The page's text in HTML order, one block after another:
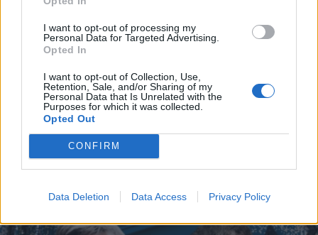
I want to opt-out of processing my
Personal Data for Targeted Advertising.
Opted In
I want to opt-out of Collection, Use,
Retention, Sale, and/or Sharing of my
Personal Data that Is Unrelated with the
Purposes for which it was collected.
Opted Out
CONFIRM
Data Deletion Data Access Privacy Policy
ΠΟΛΙΤΙΚΗ
06.07.2023 21:49
PARAPOLITIKA NEWSROOM
Βουλή: Τα πηγαδάκια, οι χειραψίες και τα
χαμόγελα πριν από τις προγραμματικές
δηλώσεις (Εικόνες)
X